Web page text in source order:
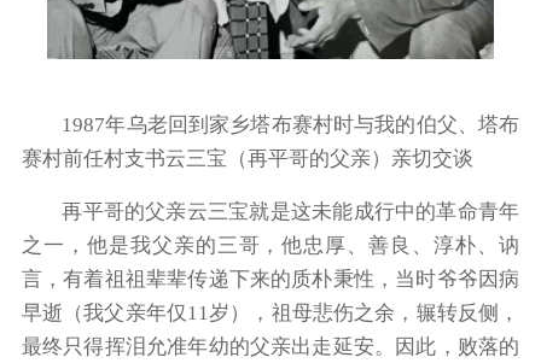
1987年乌老回到家乡塔布赛村时与我的伯父、塔布
赛村前任村支书云三宝（再平哥的父亲）亲切交谈
再平哥的父亲云三宝就是这未能成行中的革命青年
之一，他是我父亲的三哥，他忠厚、善良、淳朴、讷
言，有着祖祖辈辈传递下来的质朴秉性，当时爷爷因病
早逝（我父亲年仅11岁），祖母悲伤之余，辗转反侧，
最终只得挥泪允准年幼的父亲出走延安。因此，败落的